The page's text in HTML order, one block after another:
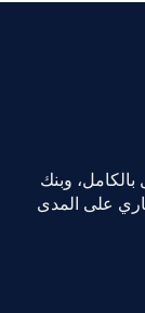
وبنك
على المدى